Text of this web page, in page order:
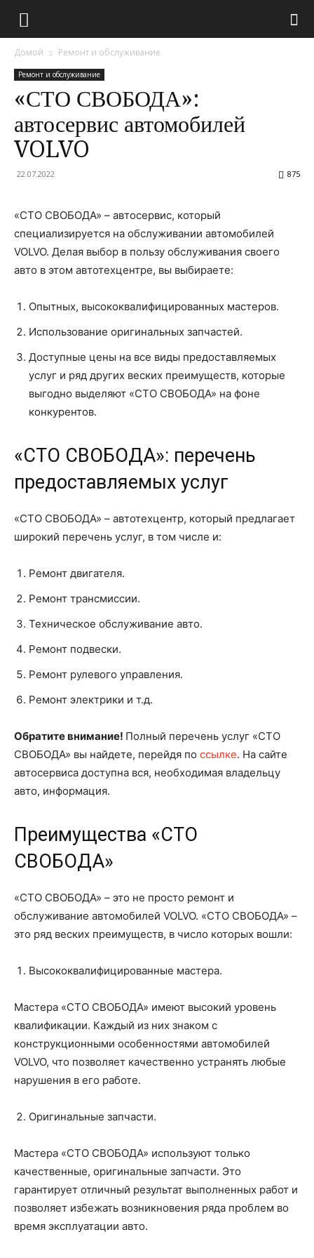
Домой Ремонт и обслуживание
Ремонт и обслуживание
«СТО СВОБОДА»:
автосервис автомобилей
VOLVO
22.07.2022 875
«СТО СВОБОДА» – автосервис, который
специализируется на обслуживании автомобилей
VOLVO. Делая выбор в пользу обслуживания своего
авто в этом автотехцентре, вы выбираете:
Опытных, высококвалифицированных мастеров.
Использование оригинальных запчастей.
Доступные цены на все виды предоставляемых
услуг и ряд других веских преимуществ, которые
выгодно выделяют «СТО СВОБОДА» на фоне
конкурентов.
«СТО СВОБОДА»: перечень
предоставляемых услуг
«СТО СВОБОДА» – автотехцентр, который предлагает
широкий перечень услуг, в том числе и:
Ремонт двигателя.
Ремонт трансмиссии.
Техническое обслуживание авто.
Ремонт подвески.
Ремонт рулевого управления.
Ремонт электрики и т.д.
Обратите внимание! Полный перечень услуг «СТО
СВОБОДА» вы найдете, перейдя по ссылке. На сайте
автосервиса доступна вся, необходимая владельцу
авто, информация.
Преимущества «СТО
СВОБОДА»
«СТО СВОБОДА» – это не просто ремонт и
обслуживание автомобилей VOLVO. «СТО СВОБОДА» –
это ряд веских преимуществ, в число которых вошли:
Высококвалифицированные мастера.
Мастера «СТО СВОБОДА» имеют высокий уровень
квалификации. Каждый из них знаком с
конструкционными особенностями автомобилей
VOLVO, что позволяет качественно устранять любые
нарушения в его работе.
Оригинальные запчасти.
Мастера «СТО СВОБОДА» используют только
качественные, оригинальные запчасти. Это
гарантирует отличный результат выполненных работ и
позволяет избежать возникновения ряда проблем во
время эксплуатации авто.